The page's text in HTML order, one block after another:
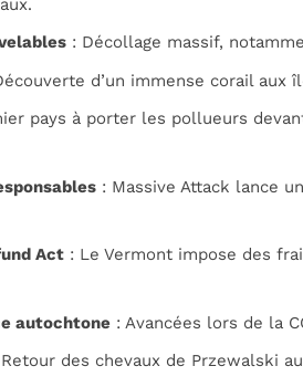
: Décollage massif,
d’un immense corail aux
pays à porter les pollueurs
: Massive Attack lance
Act : Le Vermont impose des
autochtone : Avancées lors de la
des chevaux de Przewalski